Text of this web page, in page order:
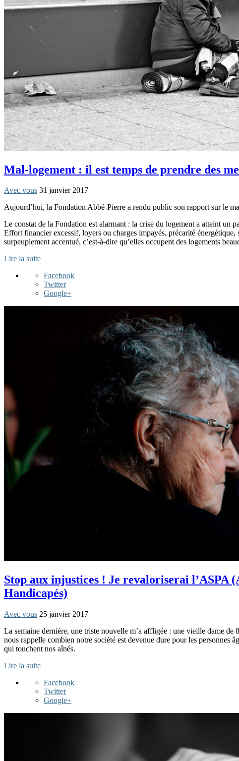
Mal-logement : il est temps de prendre des
Avec vous 31 janvier 2017
Aujourd’hui, la Fondation Abbé-Pierre a rendu public son rapport sur le
Le constat de la Fondation est alarmant : la crise du logement a atteint un
Effort financier excessif, loyers ou charges impayés, précarité
surpeuplement accentué, c’est-à-dire qu’elles occupent des logements
Lire la suite
Facebook
Twitter
Google+
Stop aux injustices ! Je revaloriserai l’ASPA
Handicapés)
Avec vous 25 janvier 2017
La semaine dernière, une triste nouvelle m’a affligée : une vieille dame
nous rappelle combien notre société est devenue dure pour les personnes
qui touchent nos aînés.
Lire la suite
Facebook
Twitter
Google+